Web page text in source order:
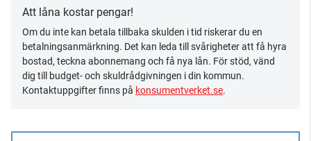
Att låna kostar pengar!
Om du inte kan betala tillbaka skulden i tid riskerar du en
betalningsanmärkning. Det kan leda till svårigheter att få hyra
bostad, teckna abonnemang och få nya lån. För stöd, vänd
dig till budget- och skuldrådgivningen i din kommun.
Kontaktuppgifter finns på konsumentverket.se.